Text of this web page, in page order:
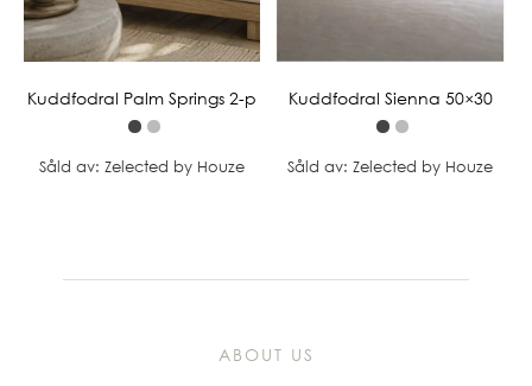
Kuddfodral Palm Springs 2-p
Såld av: Zelected by Houze
Kuddfodral Sienna 50×30
Såld av: Zelected by Houze
ABOUT US